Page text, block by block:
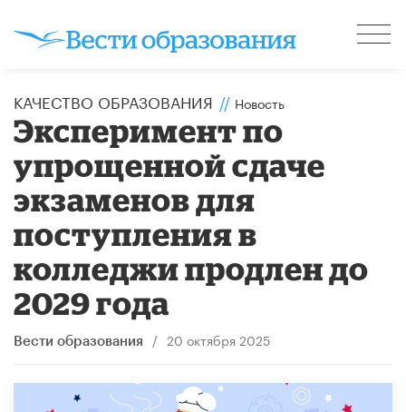
КАЧЕСТВО ОБРАЗОВАНИЯ // Новость
Эксперимент по
упрощенной сдаче
экзаменов для
поступления в
колледжи продлен до
2029 года
Вести образования / 20 октября 2025